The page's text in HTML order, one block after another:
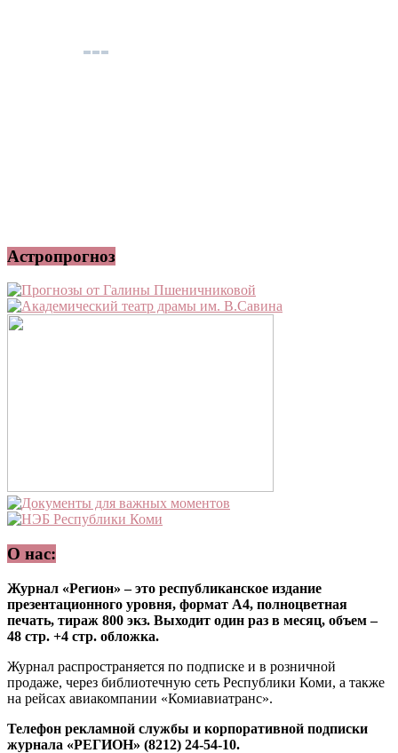
Астропрогноз
О нас:
Журнал «Регион» – это республиканское издание
презентационного уровня, формат А4, полноцветная
печать, тираж 800 экз. Выходит один раз в месяц, объем –
48 стр. +4 стр. обложка.
Журнал распространяется по подписке и в розничной
продаже, через библиотечную сеть Республики Коми, а также
на рейсах авиакомпании «Комиавиатранс».
Телефон рекламной службы и корпоративной подписки
журнала «РЕГИОН» (8212) 24-54-10.